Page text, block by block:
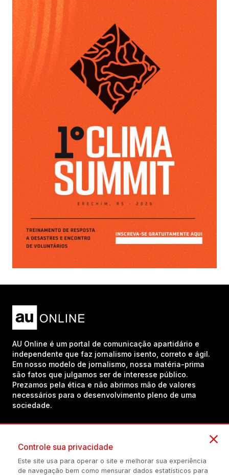
AU Online é um portal de comunicação apartidário e
independente que faz jornalismo isento, correto e ágil.
Em nosso modelo de jornalismo, nossa matéria-prima
são fatos que julgamos ser de interesse público.
Prezamos pela ética e não abrimos mão de valores
necessários para o desenvolvimento pleno de uma
sociedade.
Controle sua privacidade
Este site usa para operar o site e melhorar sua experiência
de navegação bem como mensurar dados estatísticos para